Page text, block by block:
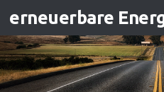
Zum Inhalt springen